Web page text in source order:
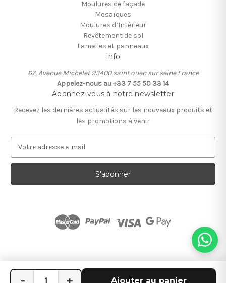
Moulures de façade
Mosaïques
Moulures d’Intérieur
Revêtement de sol
Lamelles et panneaux
Info
67, Avenue Michelet 93400 saint ouen sur seine France
Appelez-nous au +33 7 55 50 33 14
Abonnez-vous à notre newsletter
Recevez les dernières actualités sur les nouveaux produits et
les promotions à venir
r
s
l
Ajouter au panier